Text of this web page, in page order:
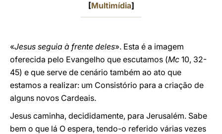
[Multimídia]
«Jesus seguia à frente deles». Esta é a imagem
oferecida pelo Evangelho que escutamos (Mc 10, 32-
45) e que serve de cenário também ao ato que
estamos a realizar: um Consistório para a criação de
alguns novos Cardeais.
Jesus caminha, decididamente, para Jerusalém. Sabe
bem o que lá O espera, tendo-o referido várias vezes